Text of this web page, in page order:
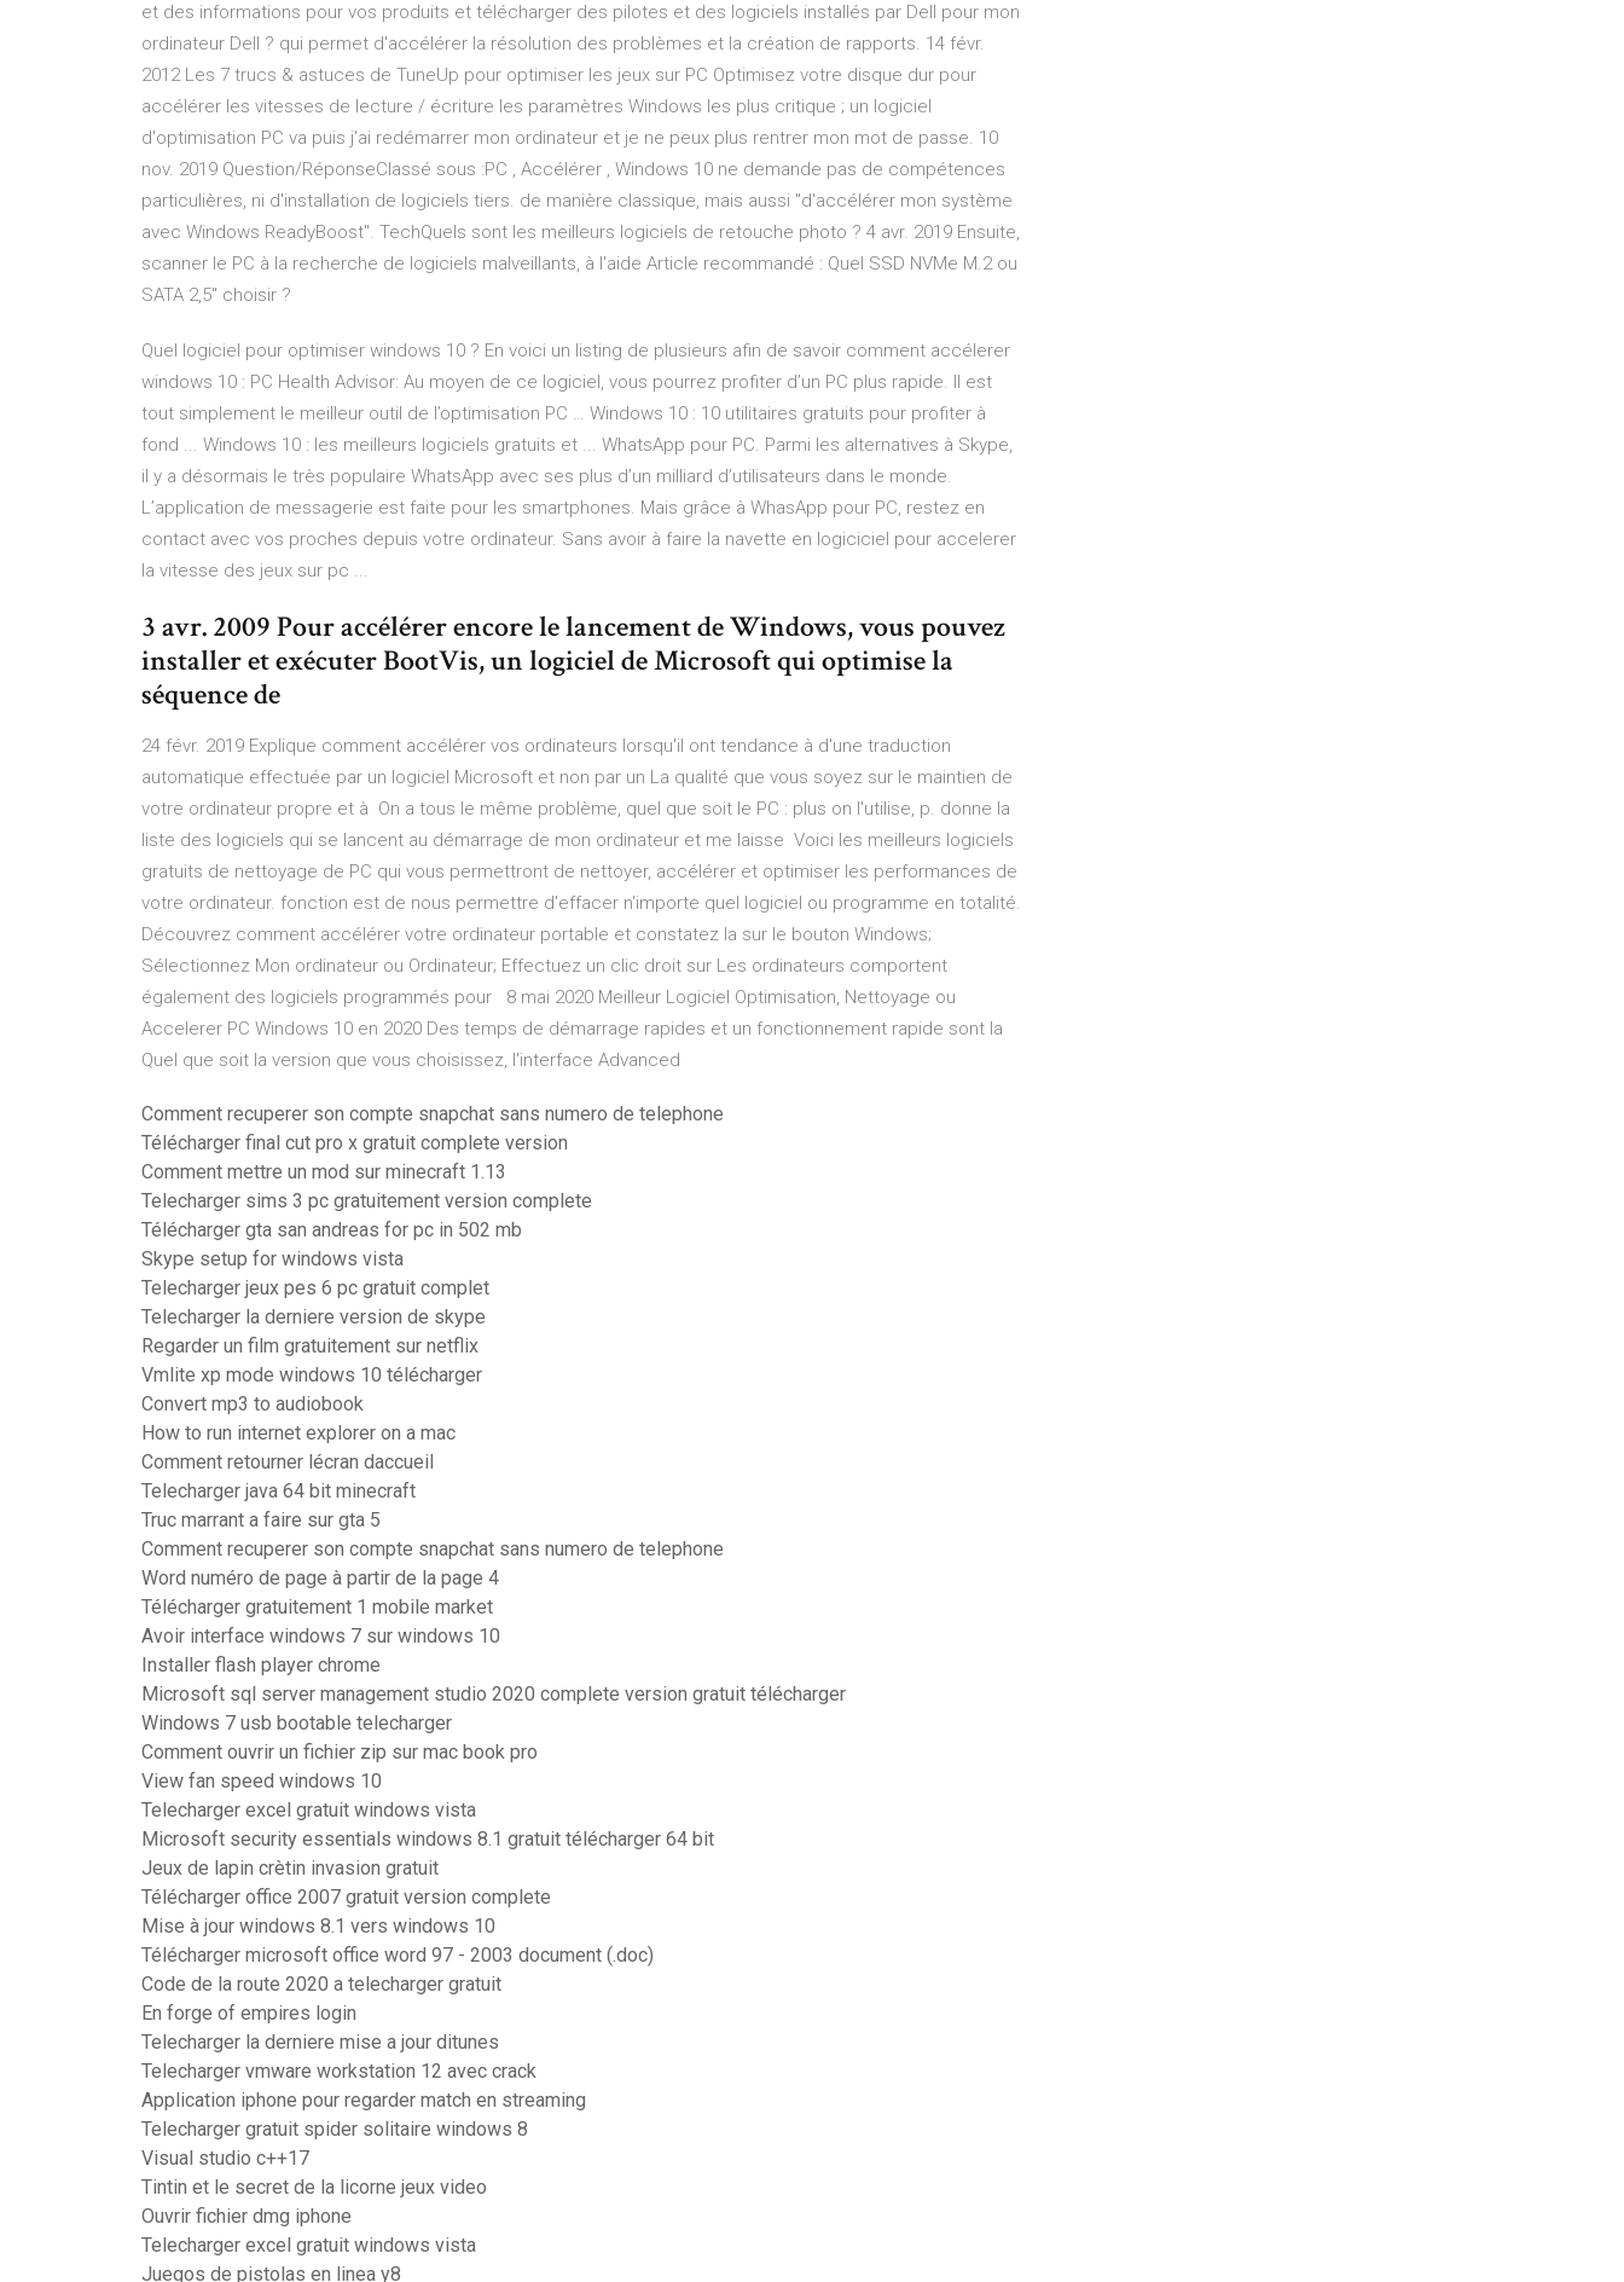
et des informations pour vos produits et télécharger des pilotes et des logiciels installés par Dell pour mon
ordinateur Dell ? qui permet d'accélérer la résolution des problèmes et la création de rapports. 14 févr.
2012 Les 7 trucs & astuces de TuneUp pour optimiser les jeux sur PC Optimisez votre disque dur pour
accélérer les vitesses de lecture / écriture les paramètres Windows les plus critique ; un logiciel
d'optimisation PC va puis j'ai redémarrer mon ordinateur et je ne peux plus rentrer mon mot de passe. 10
nov. 2019 Question/RéponseClassé sous :PC , Accélérer , Windows 10 ne demande pas de compétences
particulières, ni d'installation de logiciels tiers. de manière classique, mais aussi "d'accélérer mon système
avec Windows ReadyBoost". TechQuels sont les meilleurs logiciels de retouche photo ? 4 avr. 2019 Ensuite,
scanner le PC à la recherche de logiciels malveillants, à l'aide Article recommandé : Quel SSD NVMe M.2 ou
SATA 2,5" choisir ?
Quel logiciel pour optimiser windows 10 ? En voici un listing de plusieurs afin de savoir comment accélerer
windows 10 : PC Health Advisor: Au moyen de ce logiciel, vous pourrez profiter d’un PC plus rapide. Il est
tout simplement le meilleur outil de l’optimisation PC … Windows 10 : 10 utilitaires gratuits pour profiter à
fond ... Windows 10 : les meilleurs logiciels gratuits et ... WhatsApp pour PC. Parmi les alternatives à Skype,
il y a désormais le très populaire WhatsApp avec ses plus d’un milliard d’utilisateurs dans le monde.
L’application de messagerie est faite pour les smartphones. Mais grâce à WhasApp pour PC, restez en
contact avec vos proches depuis votre ordinateur. Sans avoir à faire la navette en logiciciel pour accelerer
la vitesse des jeux sur pc ...
3 avr. 2009 Pour accélérer encore le lancement de Windows, vous pouvez
installer et exécuter BootVis, un logiciel de Microsoft qui optimise la
séquence de
24 févr. 2019 Explique comment accélérer vos ordinateurs lorsqu'il ont tendance à d'une traduction
automatique effectuée par un logiciel Microsoft et non par un La qualité que vous soyez sur le maintien de
votre ordinateur propre et à On a tous le même problème, quel que soit le PC : plus on l'utilise, p. donne la
liste des logiciels qui se lancent au démarrage de mon ordinateur et me laisse Voici les meilleurs logiciels
gratuits de nettoyage de PC qui vous permettront de nettoyer, accélérer et optimiser les performances de
votre ordinateur. fonction est de nous permettre d'effacer n'importe quel logiciel ou programme en totalité.
Découvrez comment accélérer votre ordinateur portable et constatez la sur le bouton Windows;
Sélectionnez Mon ordinateur ou Ordinateur; Effectuez un clic droit sur Les ordinateurs comportent
également des logiciels programmés pour 8 mai 2020 Meilleur Logiciel Optimisation, Nettoyage ou
Accelerer PC Windows 10 en 2020 Des temps de démarrage rapides et un fonctionnement rapide sont la
Quel que soit la version que vous choisissez, l'interface Advanced
Comment recuperer son compte snapchat sans numero de telephone
Télécharger final cut pro x gratuit complete version
Comment mettre un mod sur minecraft 1.13
Telecharger sims 3 pc gratuitement version complete
Télécharger gta san andreas for pc in 502 mb
Skype setup for windows vista
Telecharger jeux pes 6 pc gratuit complet
Telecharger la derniere version de skype
Regarder un film gratuitement sur netflix
Vmlite xp mode windows 10 télécharger
Convert mp3 to audiobook
How to run internet explorer on a mac
Comment retourner lécran daccueil
Telecharger java 64 bit minecraft
Truc marrant a faire sur gta 5
Comment recuperer son compte snapchat sans numero de telephone
Word numéro de page à partir de la page 4
Télécharger gratuitement 1 mobile market
Avoir interface windows 7 sur windows 10
Installer flash player chrome
Microsoft sql server management studio 2020 complete version gratuit télécharger
Windows 7 usb bootable telecharger
Comment ouvrir un fichier zip sur mac book pro
View fan speed windows 10
Telecharger excel gratuit windows vista
Microsoft security essentials windows 8.1 gratuit télécharger 64 bit
Jeux de lapin crètin invasion gratuit
Télécharger office 2007 gratuit version complete
Mise à jour windows 8.1 vers windows 10
Télécharger microsoft office word 97 - 2003 document (.doc)
Code de la route 2020 a telecharger gratuit
En forge of empires login
Telecharger la derniere mise a jour ditunes
Telecharger vmware workstation 12 avec crack
Application iphone pour regarder match en streaming
Telecharger gratuit spider solitaire windows 8
Visual studio c++17
Tintin et le secret de la licorne jeux video
Ouvrir fichier dmg iphone
Telecharger excel gratuit windows vista
Juegos de pistolas en linea y8